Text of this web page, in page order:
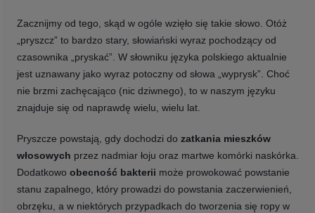
Zacznijmy od tego, skąd w ogóle wzięło się takie słowo. Otóż
„pryszcz” to bardzo stary, słowiański wyraz pochodzący od
czasownika „pryskać”. W słowniku języka polskiego aktualnie
jest uznawany jako wyraz potoczny od słowa „wyprysk”. Choć
nie brzmi zachęcająco (nic dziwnego), to w naszym języku
znajduje się od naprawdę wielu, wielu lat.
Pryszcze powstają, gdy dochodzi do zatkania mieszków
włosowych przez nadmiar łoju oraz martwe komórki naskórka.
Dodatkowo obecność bakterii może prowokować powstanie
stanu zapalnego, który prowadzi do powstania zaczerwienień,
obrzęku, a w niektórych przypadkach do tworzenia się ropy w